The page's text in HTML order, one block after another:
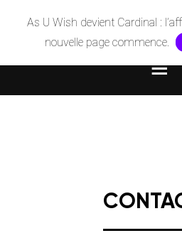
As U Wish devient Cardinal :
nouvelle page commence.